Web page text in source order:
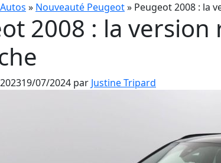
» Nouveauté Peugeot» Peugeot 2008 : la
2008 : la version
19/07/2024 par Justine Tripard